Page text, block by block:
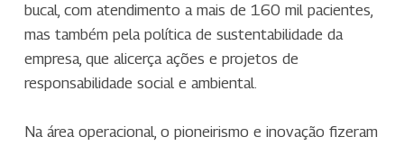
bucal, com atendimento a mais de 160 mil pacientes,
mas também pela política de sustentabilidade da
empresa, que alicerça ações e projetos de
responsabilidade social e ambiental.
Na área operacional, o pioneirismo e inovação fizeram